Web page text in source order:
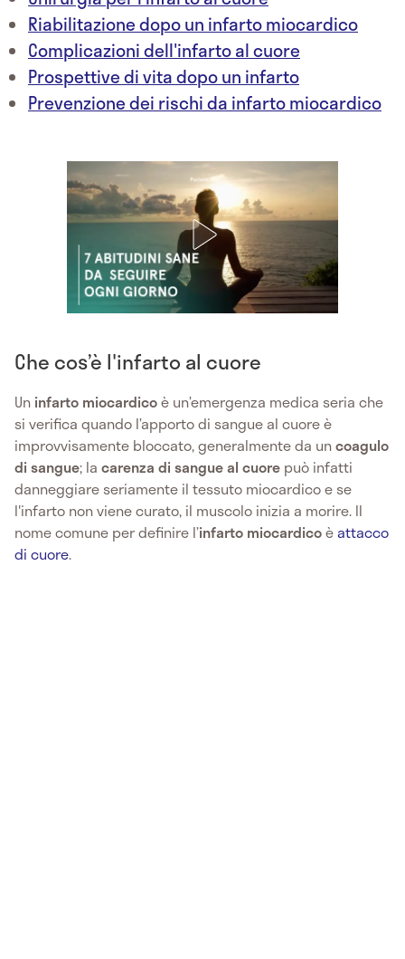
Riabilitazione dopo un infarto miocardico
Complicazioni dell'infarto al cuore
Prospettive di vita dopo un infarto
Prevenzione dei rischi da infarto miocardico
Che cos’è l'infarto al cuore
Un infarto miocardicoè un’emergenza medica seria che
si verifica quando l’apporto di sangue al cuore è
improvvisamente bloccato, generalmente da uncoagulo
di sangue; la carenza di sangue al cuore può infatti
danneggiare seriamente il tessuto miocardico e se
l'infarto non viene curato, il muscolo inizia a morire. Il
nome comune per definire l’infarto miocardicoèattacco
di cuore.